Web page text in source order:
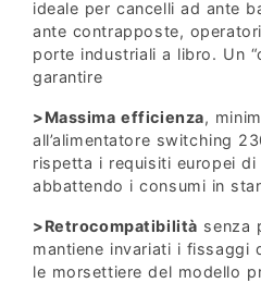
ideale per cancelli ad ante
ante contrapposte,
porte industriali a libro. Un
garantire
>Massima efficienza,
all’alimentatore switching
rispetta i requisiti europei
abbattendo i consumi in
>Retrocompatibilità senza
mantiene invariati i fissaggi
le morsettiere del modello